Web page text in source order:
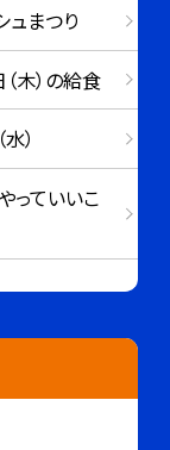
ュまつり
木）の給食
）
っていいこ